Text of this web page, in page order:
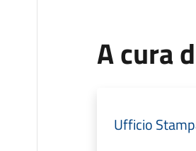
A cura
Ufficio